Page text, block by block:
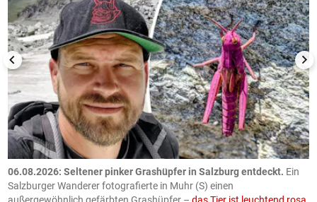
06.08.2026: Seltener pinker Grashüpfer in Salzburg entdeckt. Ein
Salzburger Wanderer fotografierte in Muhr (S) einen
außergewöhnlich gefärbten Grashüpfer – das Tier ist leuchtend rosa